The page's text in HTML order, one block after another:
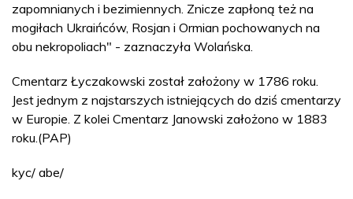
zapomnianych i bezimiennych. Znicze zapłoną też na
mogiłach Ukraińców, Rosjan i Ormian pochowanych na
obu nekropoliach" - zaznaczyła Wolańska.
Cmentarz Łyczakowski został założony w 1786 roku.
Jest jednym z najstarszych istniejących do dziś cmentarzy
w Europie. Z kolei Cmentarz Janowski założono w 1883
roku.(PAP)
kyc/ abe/